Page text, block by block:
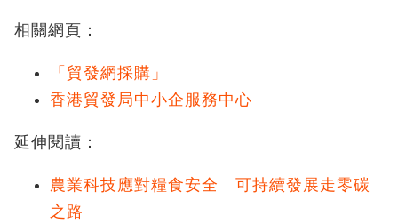
相關網頁：
「貿發網採購」
香港貿發局中小企服務中心
延伸閱讀：
農業科技應對糧食安全 可持續發展走零碳
之路